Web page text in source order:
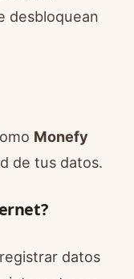
desbloquean
Monefy
de tus datos.
datos